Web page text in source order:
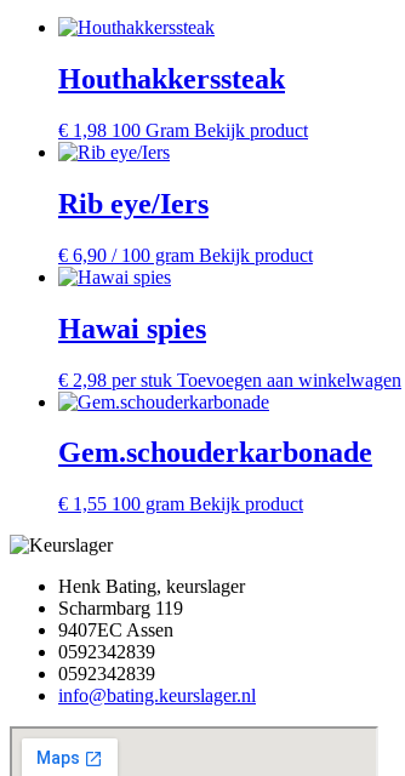
Houthakkerssteak
€ 1,98 100 Gram Bekijk product
Rib eye/Iers
€ 6,90 / 100 gram Bekijk product
Hawai spies
€ 2,98 per stuk Toevoegen aan winkelwagen
Gem.schouderkarbonade
€ 1,55 100 gram Bekijk product
Henk Bating, keurslager
Scharmbarg 119
9407EC Assen
0592342839
0592342839
info@bating.keurslager.nl